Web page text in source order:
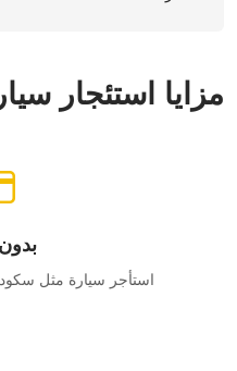
مزايا استئجار
استأجر سيارة مثل